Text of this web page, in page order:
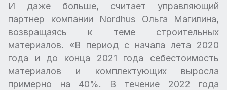
И даже больше, считает управляющий
партнер компании Nordhus Ольга Магилина,
возвращаясь к теме строительных
материалов. «В период с начала лета 2020
года и до конца 2021 года себестоимость
материалов и комплектующих выросла
примерно на 40%. В течение 2022 года